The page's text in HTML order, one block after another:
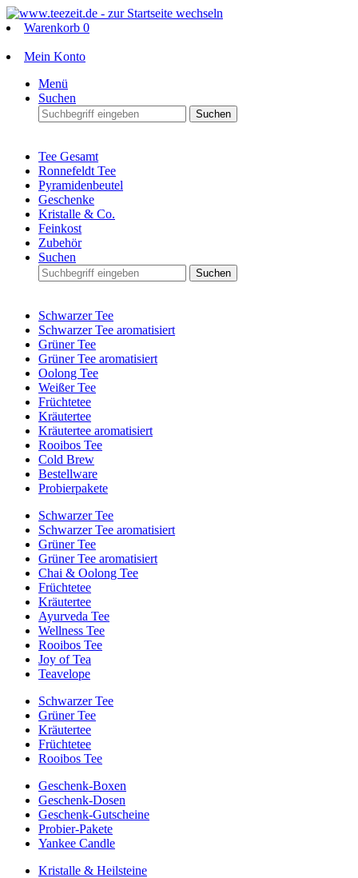
Warenkorb 0
Mein Konto
Menü
Suchen
Suchen
Tee Gesamt
Ronnefeldt Tee
Pyramidenbeutel
Geschenke
Kristalle & Co.
Feinkost
Zubehör
Suchen
Suchen
Schwarzer Tee
Schwarzer Tee aromatisiert
Grüner Tee
Grüner Tee aromatisiert
Oolong Tee
Weißer Tee
Früchtetee
Kräutertee
Kräutertee aromatisiert
Rooibos Tee
Cold Brew
Bestellware
Probierpakete
Schwarzer Tee
Schwarzer Tee aromatisiert
Grüner Tee
Grüner Tee aromatisiert
Chai & Oolong Tee
Früchtetee
Kräutertee
Ayurveda Tee
Wellness Tee
Rooibos Tee
Joy of Tea
Teavelope
Schwarzer Tee
Grüner Tee
Kräutertee
Früchtetee
Rooibos Tee
Geschenk-Boxen
Geschenk-Dosen
Geschenk-Gutscheine
Probier-Pakete
Yankee Candle
Kristalle & Heilsteine